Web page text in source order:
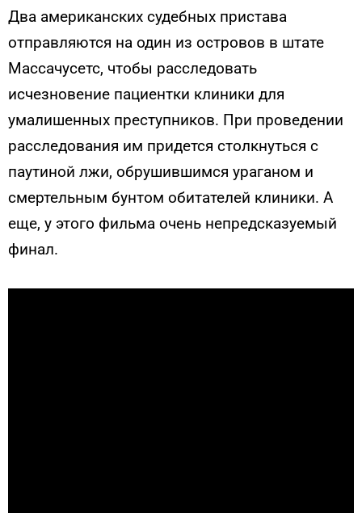
Два американских судебных пристава
отправляются на один из островов в штате
Массачусетс, чтобы расследовать
исчезновение пациентки клиники для
умалишенных преступников. При проведении
расследования им придется столкнуться с
паутиной лжи, обрушившимся ураганом и
смертельным бунтом обитателей клиники. А
еще, у этого фильма очень непредсказуемый
финал.